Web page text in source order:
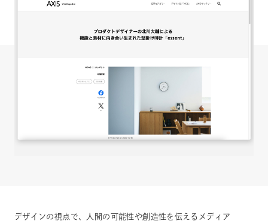
デザインの視点で、人間の可能性や創造性を伝えるメディア